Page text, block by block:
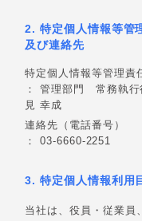
2. 特定個人情報等管
及び連絡先
特定個人情報等管理責
： 管理部門 常務執
見 幸成
連絡先（電話番号）
： 03-6660-2251
3. 特定個人情報利用
当社は、役員・従業員